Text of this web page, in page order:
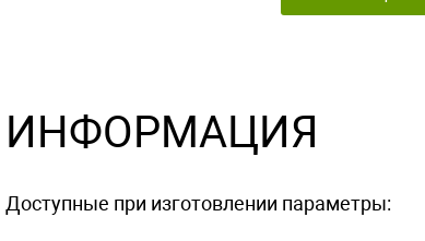
ИНФОРМАЦИЯ
Доступные при изготовлении параметры: